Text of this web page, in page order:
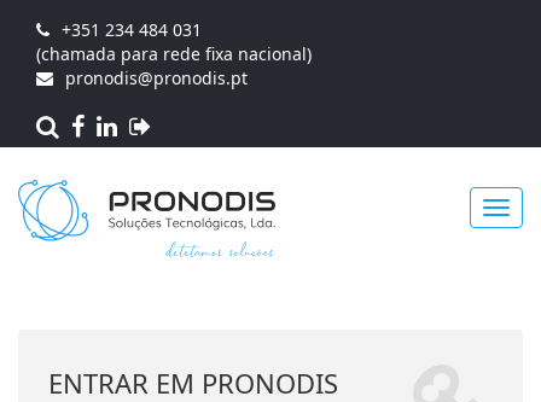
+351 234 484 031
(chamada para rede fixa nacional)
pronodis@pronodis.pt
ENTRAR EM PRONODIS